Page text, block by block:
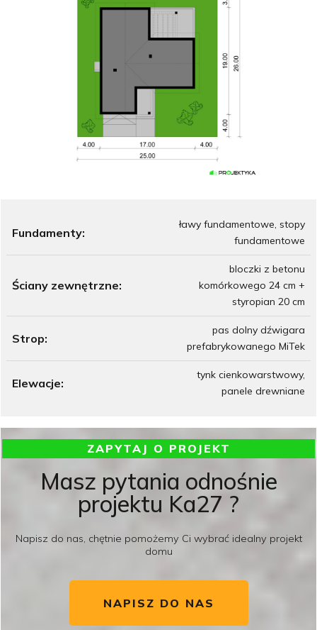
Fundamenty:
ławy fundamentowe, stopy
fundamentowe
Ściany zewnętrzne:
bloczki z betonu
komórkowego 24 cm +
styropian 20 cm
Strop:
pas dolny dźwigara
prefabrykowanego MiTek
Elewacje:
tynk cienkowarstwowy,
panele drewniane
ZAPYTAJ O PROJEKT
Masz pytania odnośnie
projektu Ka27 ?
Napisz do nas, chętnie pomożemy Ci wybrać idealny projekt
domu
NAPISZ DO NAS